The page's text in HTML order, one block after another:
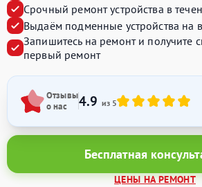
Срочный ремонт устройства в
Выдаём подменные устройства на
Запишитесь на ремонт и получите
первый ремонт
Отзывы
о нас
4.9 из 5
Бесплатная
ЦЕНЫ НА РЕМОНТ